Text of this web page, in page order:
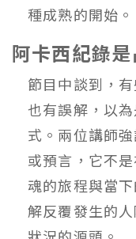
種成熟的開始。
阿卡西紀錄是
節目中談到，
也有誤解，以
式。兩位講師
或預言，它不
魂的旅程與當
解反覆發生的